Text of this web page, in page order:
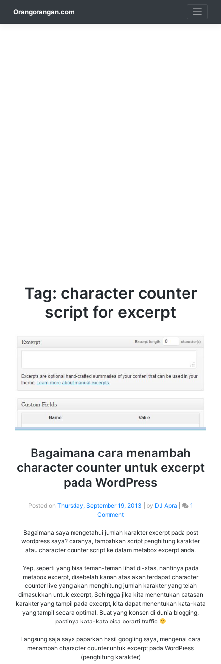
Orangorangan.com
Tag: character counter
script for excerpt
Bagaimana cara menambah
character counter untuk excerpt
pada WordPress
Posted on Thursday, September 19, 2013 by DJ Apra
1
Comment
Bagaimana saya mengetahui jumlah karakter excerpt pada post
wordpress saya? caranya, tambahkan script penghitung karakter
atau character counter script ke dalam metabox excerpt anda.
Yep, seperti yang bisa teman-teman lihat di-atas, nantinya pada
metabox excerpt, disebelah kanan atas akan terdapat character
counter live yang akan menghitung jumlah karakter yang telah
dimasukkan untuk excerpt, Sehingga jika kita menentukan batasan
karakter yang tampil pada excerpt, kita dapat menentukan kata-kata
yang tampil secara optimal. Buat yang konsen di dunia blogging,
pastinya kata-kata bisa berarti traffic
Langsung saja saya paparkan hasil googling saya, mengenai cara
menambah character counter untuk excerpt pada WordPress
(penghitung karakter)